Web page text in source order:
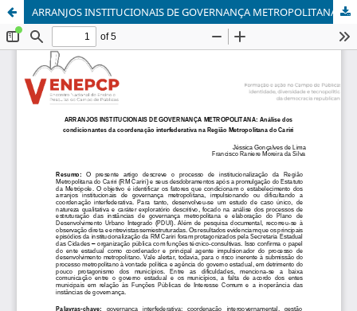
ARRANJOS INSTITUCIONAIS DE GOVERNANÇA METROPOLITANA